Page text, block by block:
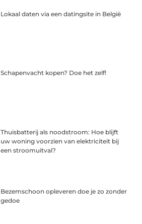
Lokaal daten via een datingsite in België
Schapenvacht kopen? Doe het zelf!
Thuisbatterij als noodstroom: Hoe blijft
uw woning voorzien van elektriciteit bij
een stroomuitval?
Bezemschoon opleveren doe je zo zonder
gedoe